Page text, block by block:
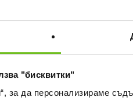
"бисквитки"
за да персонализираме